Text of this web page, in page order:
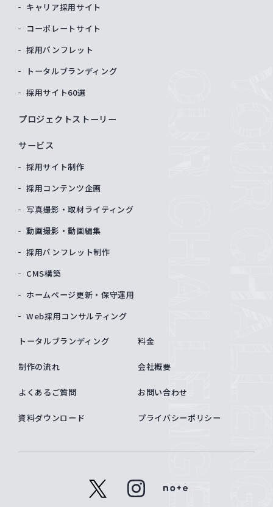
キャリア採用サイト
コーポレートサイト
採用パンフレット
トータルブランディング
採用サイト60選
プロジェクトストーリー
サービス
採用サイト制作
採用コンテンツ企画
写真撮影・取材ライティング
動画撮影・動画編集
採用パンフレット制作
CMS構築
ホームページ更新・保守運用
Web採用コンサルティング
トータルブランディング 料金
制作の流れ 会社概要
よくあるご質問 お問い合わせ
資料ダウンロード プライバシーポリシー
x instagramnote